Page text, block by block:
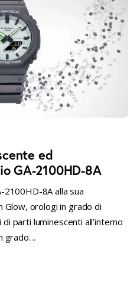
ed
GA-2100HD-8A
2100HD-8A alla sua
Glow, orologi in grado di
parti luminescenti all’interno
grado…